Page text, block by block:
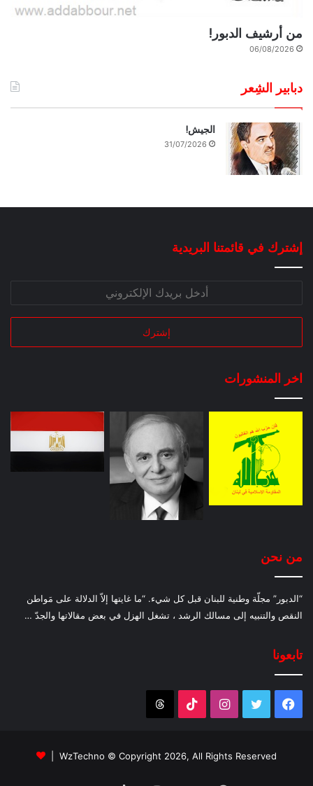
من أرشيف الدبور!
06/08/2026
دبابير الشِعر
الجيش!
31/07/2026
إشترك في قائمتنا البريدية
اخر المنشورات
من نحن
“الدبور” مجلّة وطنية للبنان قبل كل شيء. “ما غايتها إلاّ الدلالة على مَواطن
النقص والتنبيه إلى مسالك الرشد ، تشغل الهزل في بعض مقالاتها والجدّ …
تابعونا
فيسبوك تويتر انستقرام‫TikTok
WzTechno © Copyright 2026, All Rights Reserved |